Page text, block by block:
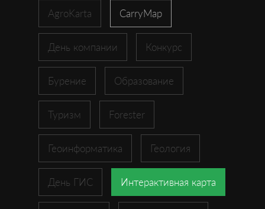
AgroKarta CarryMap
День компании Конкурс
Бурение Образование
Туризм Forester
Геоинформатика Геология
День ГИС Интерактивная карта